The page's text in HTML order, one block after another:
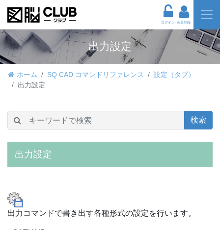
ログイン 会員登録
出力設定
ホーム SQ CAD コマンドリファレンス
設定（タブ）
出力設定
検索
出力設定
出力コマンドで書き出す各種形式の設定を行います。